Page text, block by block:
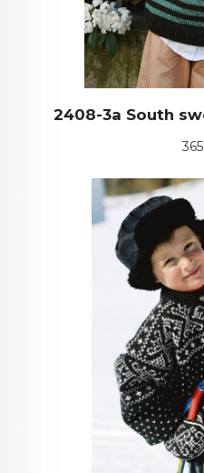
2408-3a South
Pris